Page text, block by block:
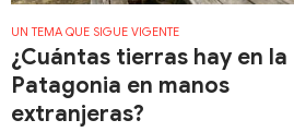
UN TEMA QUE SIGUE VIGENTE
¿Cuántas tierras hay en la
Patagonia en manos
extranjeras?